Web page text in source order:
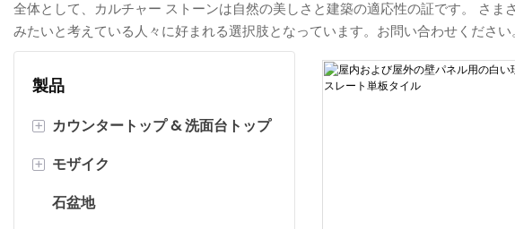
全体として、カルチャー ストーンは自然の美しさと建築の適応性の証です。 さ
みたいと考えている人々に好まれる選択肢となっています。お問い合わせください
製品
+ カウンタートップ & 洗面台トップ
大理石のカウンタートップ
石英カウンタートップ
+ モザイク
ヘリンボーンモザイク
石盆地